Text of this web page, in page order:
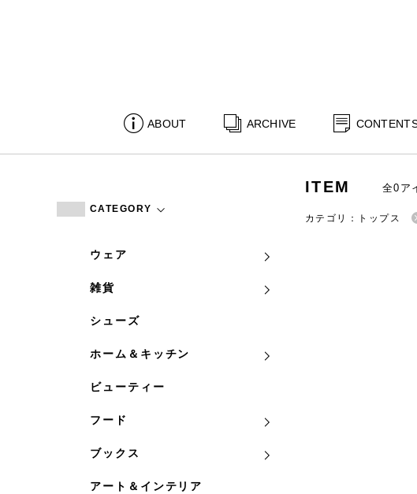
ABOUT ARCHIVE
CATEGORY
ウェア
雑貨
シューズ
ホーム＆キッチン
ビューティー
フード
ブックス
アート＆インテリア
ITEM 全0ア
カテゴリ：トップス